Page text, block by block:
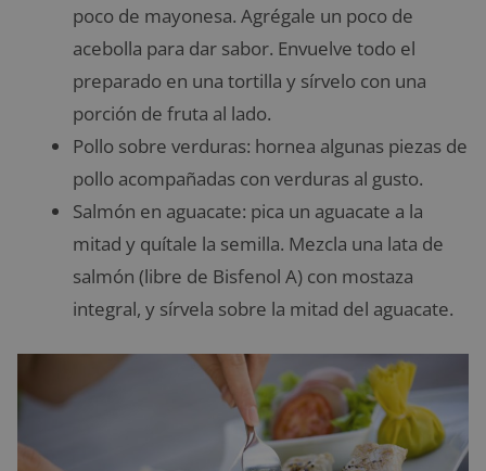
poco de mayonesa. Agrégale un poco de
acebolla para dar sabor. Envuelve todo el
preparado en una tortilla y sírvelo con una
porción de fruta al lado.
Pollo sobre verduras: hornea algunas piezas de
pollo acompañadas con verduras al gusto.
Salmón en aguacate: pica un aguacate a la
mitad y quítale la semilla. Mezcla una lata de
salmón (libre de Bisfenol A) con mostaza
integral, y sírvela sobre la mitad del aguacate.